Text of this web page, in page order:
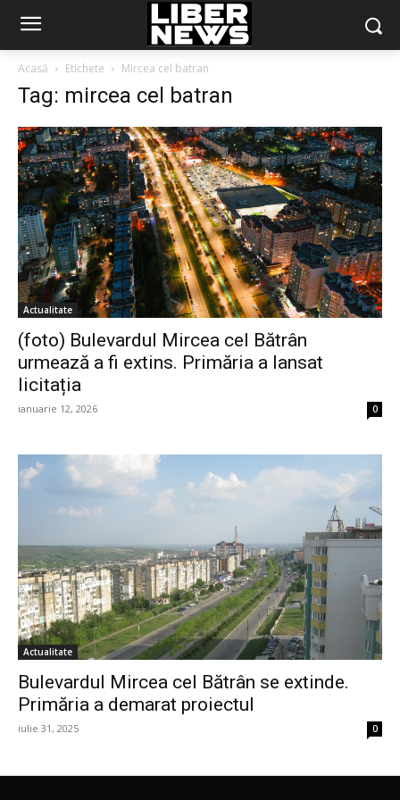
Acasă Etichete Mircea cel batran
Tag: mircea cel batran
Actualitate
(foto) Bulevardul Mircea cel Bătrân
urmează a fi extins. Primăria a lansat
licitația
ianuarie 12, 2026 0
Actualitate
Bulevardul Mircea cel Bătrân se extinde.
Primăria a demarat proiectul
iulie 31, 2025 0